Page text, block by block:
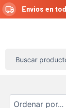
Ir
al
Envios en